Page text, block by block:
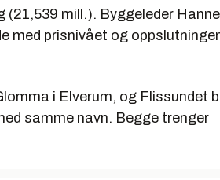
mill.). Byggeleder
med prisnivået og
i Elverum, og Flissundet
samme navn. Begge trenger